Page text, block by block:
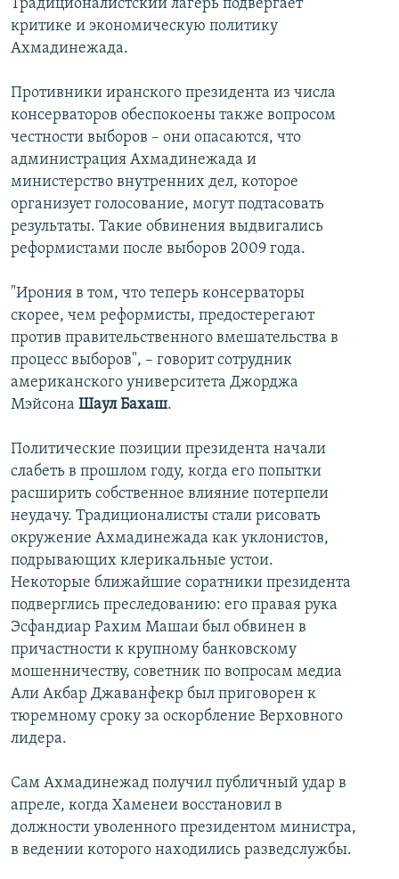
Традиционалистский лагерь подвергает
критике и экономическую политику
Ахмадинежада.
Противники иранского президента из числа
консерваторов обеспокоены также вопросом
честности выборов – они опасаются, что
администрация Ахмадинежада и
министерство внутренних дел, которое
организует голосование, могут подтасовать
результаты. Такие обвинения выдвигались
реформистами после выборов 2009 года.
"Ирония в том, что теперь консерваторы
скорее, чем реформисты, предостерегают
против правительственного вмешательства в
процесс выборов", – говорит сотрудник
американского университета Джорджа
Мэйсона Шаул Бахаш.
Политические позиции президента начали
слабеть в прошлом году, когда его попытки
расширить собственное влияние потерпели
неудачу. Традиционалисты стали рисовать
окружение Ахмадинежада как уклонистов,
подрывающих клерикальные устои.
Некоторые ближайшие соратники президента
подверглись преследованию: его правая рука
Эсфандиар Рахим Машаи был обвинен в
причастности к крупному банковскому
мошенничеству, советник по вопросам медиа
Али Акбар Джаванфекр был приговорен к
тюремному сроку за оскорбление Верховного
лидера.
Сам Ахмадинежад получил публичный удар в
апреле, когда Хаменеи восстановил в
должности уволенного президентом министра,
в ведении которого находились разведслужбы.